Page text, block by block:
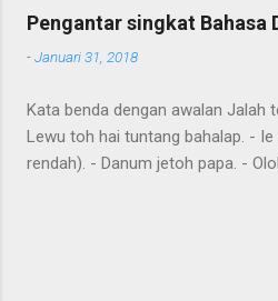
tampak dalam
naga dari getah
Pengantar singkat Bahasa
-Januari 31, 2018
Kata benda dengan awalan Jalah
Lewu toh hai tuntang bahalap. -
rendah). - Danum jetoh papa. -
sederhana yang dibentuk dari